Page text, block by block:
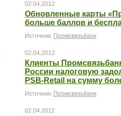
02.04.2012
Обновленные карты
больше баллов и
Источник: Промсвязьбанк
02.04.2012
Клиенты
России налоговую
PSB-Retail на сумму
Источник: Промсвязьбанк
02.04.2012